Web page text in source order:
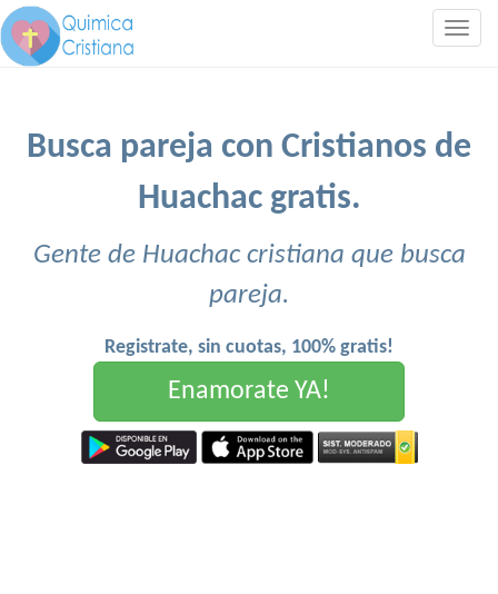
Busca pareja con Cristianos de
Huachac gratis.
Gente de Huachac cristiana que busca
pareja.
Registrate, sin cuotas, 100% gratis!
Enamorate YA!